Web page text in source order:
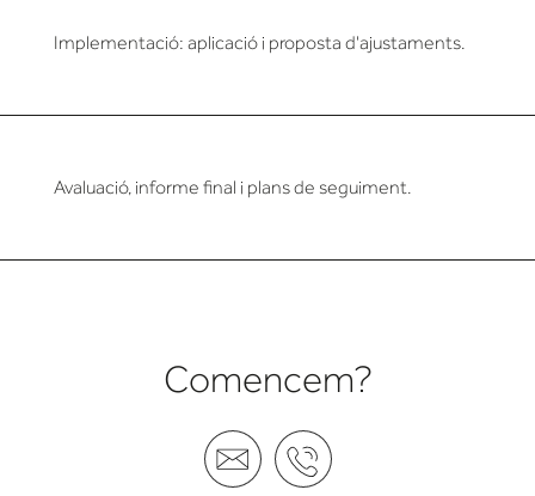
Implementació: aplicació i proposta d'ajustaments.
Avaluació, informe final i plans de seguiment.
Comencem?